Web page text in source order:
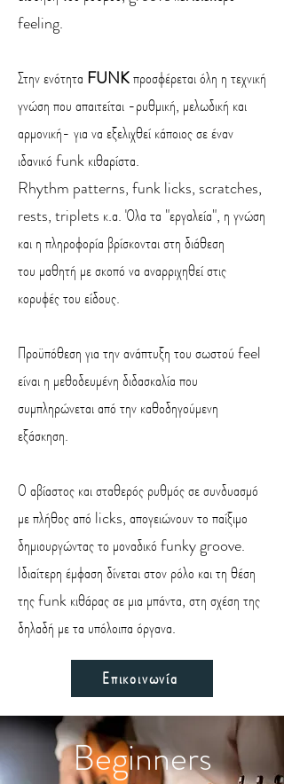
feeling.
Στην ενότητα FUNKπροσφέρεται όλη η τεχνική
γνώση που απαιτείται -ρυθμική, μελωδική και
αρμονική- για να εξελιχθεί κάποιος σε έναν
ιδανικό funk κιθαρίστα.
Rhythm patterns, funk licks, scratches,
rests, triplets κ.α. Όλα τα "εργαλεία", η γνώση
και η πληροφορία βρίσκονται στη διάθεση
του μαθητή με σκοπό να αναρριχηθεί στις
κορυφές του είδους.
Προϋπόθεση για την ανάπτυξη του σωστού feel
είναι η μεθοδευμένη διδασκαλία που
συμπληρώνεται από την καθοδηγούμενη
εξάσκηση.
Ο αβίαστος και σταθερός ρυθμός σε συνδυασμό
με πλήθος από licks, απογειώνουν το παίξιμο
δημιουργώντας το μοναδικό funky groove.
Ιδιαίτερη έμφαση δίνεται στον ρόλο και τη θέση
της funk κιθάρας σε μια μπάντα, στη σχέση της
δηλαδή με τα υπόλοιπα όργανα.
Επικοινωνία
Beginners